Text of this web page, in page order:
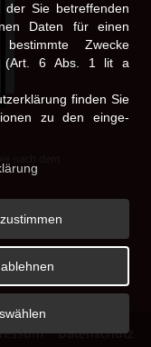
nach dem
Datenschutz
der Sie betreffenden
Daten für einen
Zwecke
(Art. 6 Abs. 1 lit a
finden Sie
zu den ein­ge­